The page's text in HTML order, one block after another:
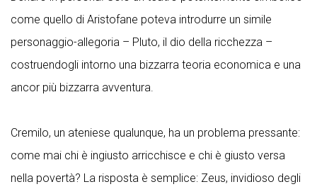
come quello di Aristofane poteva introdurre un simile
personaggio-allegoria – Pluto, il dio della ricchezza –
costruendogli intorno una bizzarra teoria economica e una
ancor più bizzarra avventura.
Cremilo, un ateniese qualunque, ha un problema pressante:
come mai chi è ingiusto arricchisce e chi è giusto versa
nella povertà? La risposta è semplice: Zeus, invidioso degli